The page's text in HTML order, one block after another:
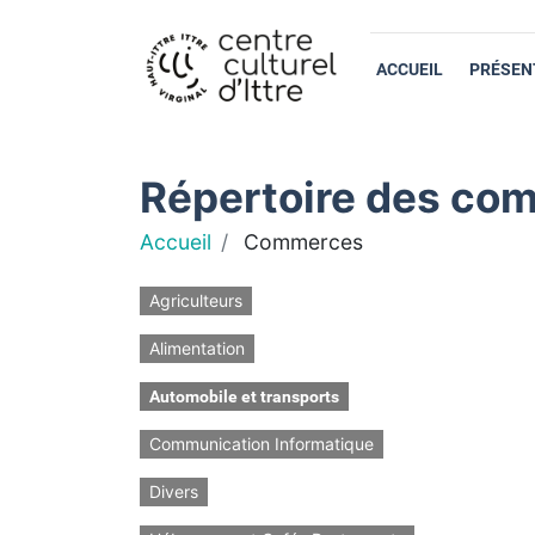
ACCUEIL
Répertoire des
Accueil Commerces
Agriculteurs
Alimentation
Automobile et transports
Communication Informatique
Divers